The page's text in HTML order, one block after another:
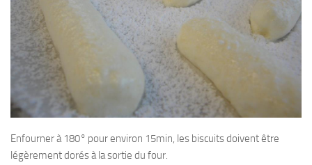
Enfourner à 180° pour environ 15min, les biscuits doivent être
légèrement dorés à la sortie du four.